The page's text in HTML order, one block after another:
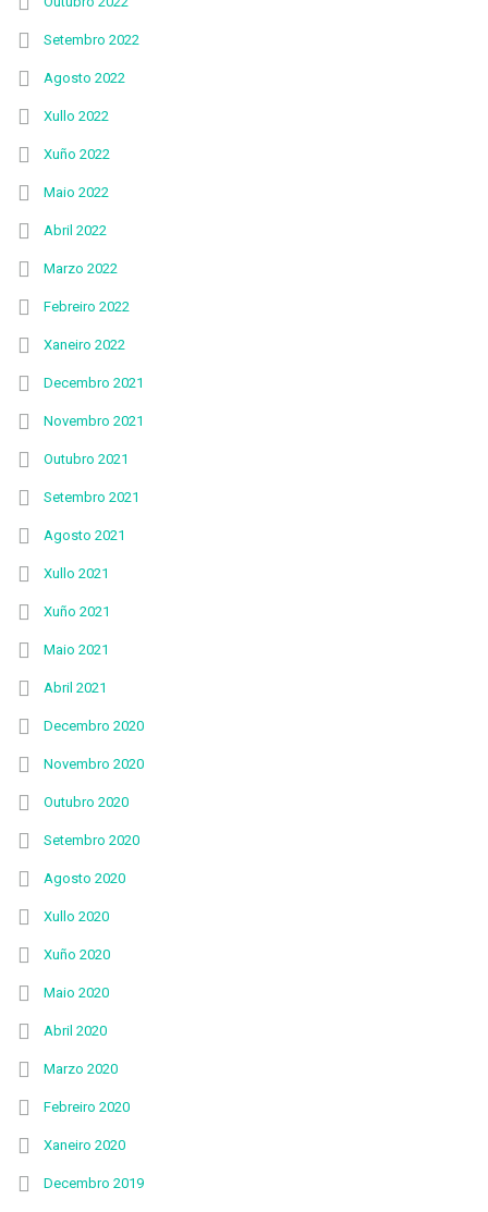
Setembro 2022
Agosto 2022
Xullo 2022
Xuño 2022
Maio 2022
Abril 2022
Marzo 2022
Febreiro 2022
Xaneiro 2022
Decembro 2021
Novembro 2021
Outubro 2021
Setembro 2021
Agosto 2021
Xullo 2021
Xuño 2021
Maio 2021
Abril 2021
Decembro 2020
Novembro 2020
Outubro 2020
Setembro 2020
Agosto 2020
Xullo 2020
Xuño 2020
Maio 2020
Abril 2020
Marzo 2020
Febreiro 2020
Xaneiro 2020
Decembro 2019